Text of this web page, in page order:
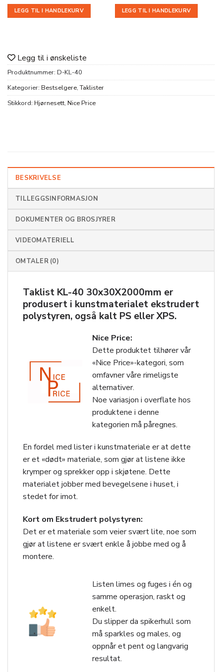
LEGG TIL I HANDLEKURV LEGG TIL I HANDLEKURV
Legg til i ønskeliste
Produktnummer: D-KL-40
Kategorier: Bestselgere,Taklister
Stikkord: Hjørnesett, Nice Price
BESKRIVELSE
TILLEGGSINFORMASJON
DOKUMENTER OG BROSJYRER
VIDEOMATERIELL
OMTALER (0)
Taklist KL-40 30x30X2000mm er
produsert i kunstmaterialet ekstrudert
polystyren, også kalt PS eller XPS.
Nice Price:
Dette produktet tilhører vår
«Nice Price»-kategori, som
omfavner våre rimeligste
alternativer.
Noe variasjon i overflate hos
produktene i denne
kategorien må påregnes.
En fordel med lister i kunstmateriale er at dette
er et «dødt» materiale, som gjør at listene ikke
krymper og sprekker opp i skjøtene. Dette
materialet jobber med bevegelsene i huset, i
stedet for imot.
Kort om Ekstrudert polystyren:
Det er et materiale som veier svært lite, noe som
gjør at listene er svært enkle å jobbe med og å
montere.
Listen limes og fuges i én og
samme operasjon, raskt og
enkelt.
Du slipper da spikerhull som
må sparkles og males, og
oppnår et pent og langvarig
resultat.